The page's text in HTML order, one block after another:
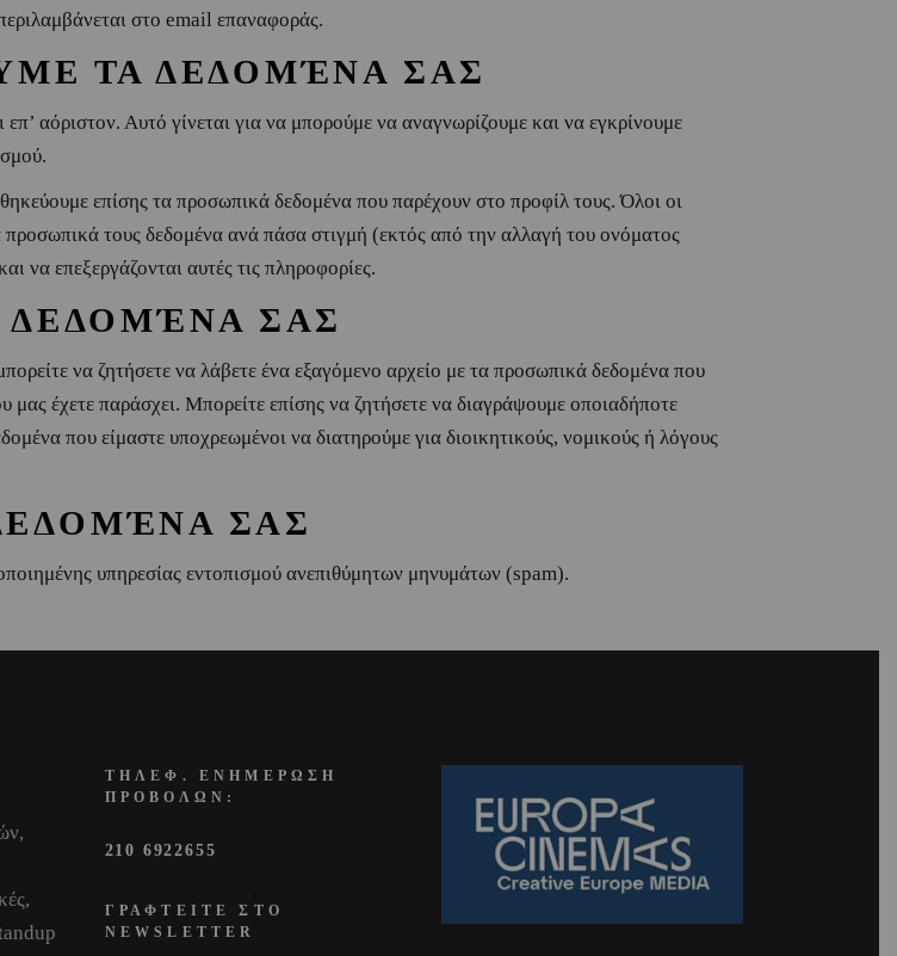
στο email επαναφοράς.
ΤΑ ΔΕΔΟΜΈΝΑ ΣΑΣ
αόριστον. Αυτό γίνεται για να μπορούμε να αναγνωρίζουμε και να εγκρίνουμε
επίσης τα προσωπικά δεδομένα που παρέχουν στο προφίλ τους. Όλοι οι
τους δεδομένα ανά πάσα στιγμή (εκτός από την αλλαγή του ονόματος
να επεξεργάζονται αυτές τις πληροφορίες.
ΔΕΔΟΜΈΝΑ ΣΑΣ
να ζητήσετε να λάβετε ένα εξαγόμενο αρχείο με τα προσωπικά δεδομένα που
έχετε παράσχει. Μπορείτε επίσης να ζητήσετε να διαγράψουμε οποιαδήποτε
που είμαστε υποχρεωμένοι να διατηρούμε για διοικητικούς, νομικούς ή λόγους
ΣΑΣ
υπηρεσίας εντοπισμού ανεπιθύμητων μηνυμάτων (spam).
ΤΗΛΕΦ. ΕΝΗΜΕΡΩΣΗ
ΠΡΟΒΟΛΩΝ:
210 6922655
ΓΡΑΦΤΕΙΤΕ ΣΤΟ
NEWSLETTER